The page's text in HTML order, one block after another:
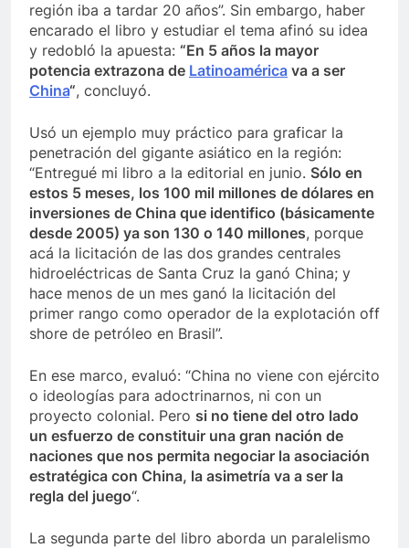
región iba a tardar 20 años”. Sin embargo, haber
encarado el libro y estudiar el tema afinó su idea
y redobló la apuesta: “En 5 años la mayor
potencia extrazona de Latinoamérica va a ser
China“, concluyó.
Usó un ejemplo muy práctico para graficar la
penetración del gigante asiático en la región:
“Entregué mi libro a la editorial en junio. Sólo en
estos 5 meses, los 100 mil millones de dólares en
inversiones de China que identifico (básicamente
desde 2005) ya son 130 o 140 millones, porque
acá la licitación de las dos grandes centrales
hidroeléctricas de Santa Cruz la ganó China; y
hace menos de un mes ganó la licitación del
primer rango como operador de la explotación off
shore de petróleo en Brasil”.
En ese marco, evaluó: “China no viene con ejército
o ideologías para adoctrinarnos, ni con un
proyecto colonial. Pero si no tiene del otro lado
un esfuerzo de constituir una gran nación de
naciones que nos permita negociar la asociación
estratégica con China, la asimetría va a ser la
regla del juego“.
La segunda parte del libro aborda un paralelismo